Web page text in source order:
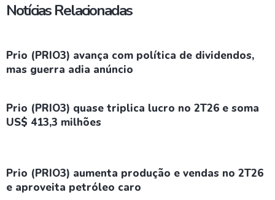
Notícias Relacionadas
Prio (PRIO3) avança com política de dividendos,
mas guerra adia anúncio
Prio (PRIO3) quase triplica lucro no 2T26 e soma
US$ 413,3 milhões
Prio (PRIO3) aumenta produção e vendas no 2T26
e aproveita petróleo caro